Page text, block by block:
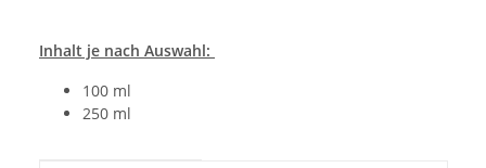
Inhalt je nach Auswahl:
100 ml
250 ml